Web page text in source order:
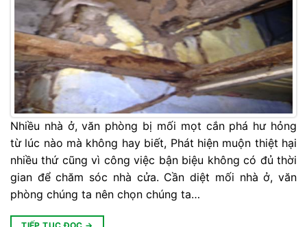
Nhiều nhà ở, văn phòng bị mối mọt cắn phá hư hỏng
từ lúc nào mà không hay biết, Phát hiện muộn thiệt hại
nhiều thứ cũng vì công việc bận biệu không có đủ thời
gian để chăm sóc nhà cửa. Cần diệt mối nhà ở, văn
phòng chúng ta nên chọn chúng ta…